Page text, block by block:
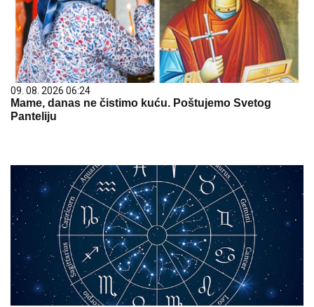
09. 08. 2026 06:24
Mame, danas ne čistimo kuću. Poštujemo Svetog
Panteliju